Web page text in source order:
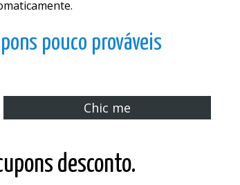
pouco prováveis
Chic me
desconto.